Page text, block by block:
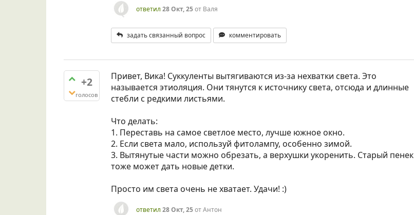
ответил 28 Окт, 25от Валя
задать связанный вопрос комментировать
+2
голосов
Привет, Вика! Суккуленты вытягиваются из-за нехватки света. Это
называется этиоляция. Они тянутся к источнику света, отсюда и длинные
стебли с редкими листьями.
Что делать:
1. Переставь на самое светлое место, лучше южное окно.
2. Если света мало, используй фитолампу, особенно зимой.
3. Вытянутые части можно обрезать, а верхушки укоренить. Старый пенек
тоже может дать новые детки.
Просто им света очень не хватает. Удачи! :)
ответил 28 Окт, 25отАнтон